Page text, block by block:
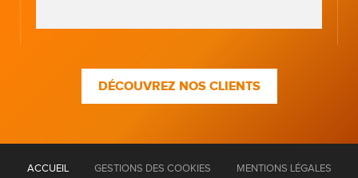
DÉCOUVREZ NOS CLIENTS
ACCUEIL GESTIONS DES COOKIES
MENTIONS LÉGALES